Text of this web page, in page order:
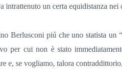
intrattenuto un certa equidistanza
Berlusconi piú che uno statista un
per cui non è stato
e, se vogliamo, talora